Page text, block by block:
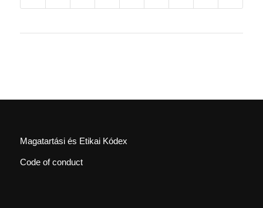
Magatartási és Etikai Kódex
Code of conduct